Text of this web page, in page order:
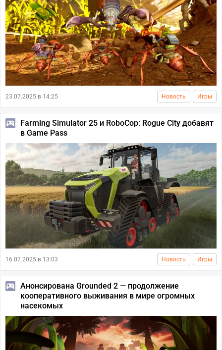
23.07.2025 в 14:25 Новость Игры
Farming Simulator 25 и RoboCop: Rogue City добавят
в Game Pass
16.07.2025 в 13:03 Новость Игры
Анонсирована Grounded 2 — продолжение
кооперативного выживания в мире огромных
насекомых